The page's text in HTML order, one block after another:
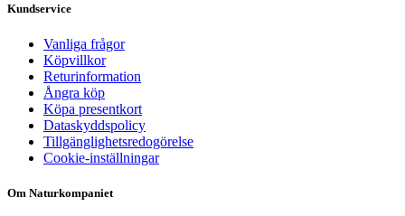
Kundservice
Vanliga frågor
Köpvillkor
Returinformation
Ångra köp
Köpa presentkort
Dataskyddspolicy
Tillgänglighetsredogörelse
Cookie-inställningar
Om Naturkompaniet